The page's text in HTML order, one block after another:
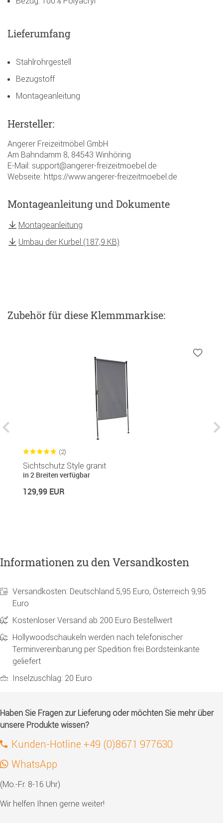
Lieferumfang
Stahlrohrgestell
Bezugstoff
Montageanleitung
Hersteller:
Angerer Freizeitmöbel GmbH
Am Bahndamm 8, 84543 Winhöring
E-Mail: support@angerer-freizeitmoebel.de
Webseite: https://www.angerer-freizeitmoebel.de
Montageanleitung und Dokumente
Montageanleitung
Umbau der Kurbel (187,9 KB)
Zubehörfür diese Klemmmarkise:
(2)
Sichtschutz Style granit
in 2 Breiten verfügbar
129,99 EUR
Informationen zu den Versandkosten
Versandkosten: Deutschland 5,95 Euro, Österreich 9,95
Euro
Kostenloser Versand ab 200 Euro Bestellwert
Hollywoodschaukeln werden nach telefonischer
Terminvereinbarung per Spedition frei Bordsteinkante
geliefert
Inselzuschlag: 20 Euro
Haben Sie Fragen zur Lieferung oder möchten Sie mehr über
unsere Produkte wissen?
Kunden-Hotline +49 (0)8671 977630
WhatsApp
(Mo.-Fr. 8-16 Uhr)
Wir helfen Ihnen gerne weiter!